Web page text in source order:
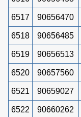
6517 90656470
6518 90656485
6519 90656513
6520 90657560
6521 90659027
6522 90660262